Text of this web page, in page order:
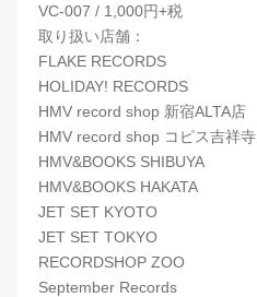
VC-007 / 1,000円+税
取り扱い店舗：
FLAKE RECORDS
HOLIDAY! RECORDS
HMV record shop 新宿ALTA店
HMV record shop コピス吉祥寺
HMV&BOOKS SHIBUYA
HMV&BOOKS HAKATA
JET SET KYOTO
JET SET TOKYO
RECORDSHOP ZOO
September Records